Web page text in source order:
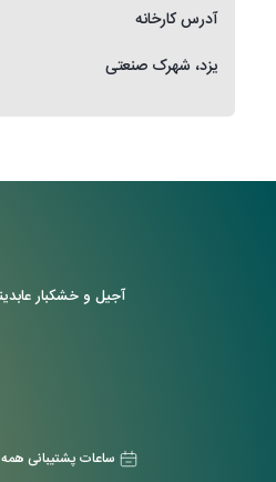
آدرس کارخانه
یزد، شهرک صنعتی